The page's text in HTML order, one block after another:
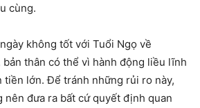
cùng.
không tốt với Tuổi Ngọ về
thân có thể vì hành động liều lĩnh
tiền lớn. Để tránh những rủi ro này,
nên đưa ra bất cứ quyết định quan